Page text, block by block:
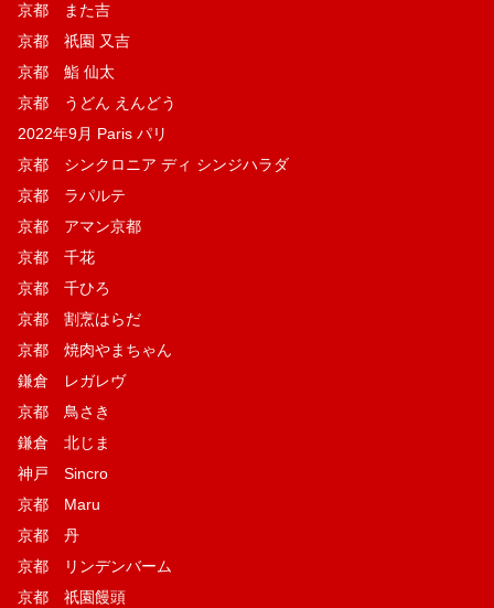
京都 また吉
京都 祇園 又吉
京都 鮨 仙太
京都 うどん えんどう
2022年9月 Paris パリ
京都 シンクロニア ディ シンジハラダ
京都 ラパルテ
京都 アマン京都
京都 千花
京都 千ひろ
京都 割烹はらだ
京都 焼肉やまちゃん
鎌倉 レガレヴ
京都 鳥さき
鎌倉 北じま
神戸 Sincro
京都 Maru
京都 丹
京都 リンデンバーム
京都 祇園饅頭